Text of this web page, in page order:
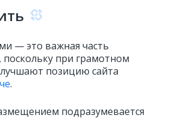
— это важная часть
, поскольку при грамотном
позицию сайта
.
подразумевается